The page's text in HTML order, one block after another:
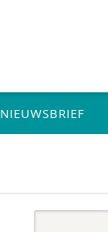
NIEUWSBRIEF